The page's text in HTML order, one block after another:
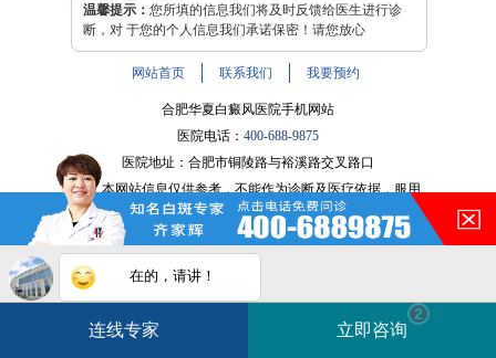
温馨提示： 您所填的信息我们将及时反馈给医生进行诊
断，对 于您的个人信息我们承诺保密！请您放心
网站首页 联系我们 我要预约
合肥华夏白癜风医院手机网站
医院电话： 400-688-9875
医院地址：合肥市铜陵路与裕溪路交叉路口
注：本网站信息仅供参考，不能作为诊断及医疗依据，服用
药物或进行治疗时请遵医嘱。如有转载或引用文章涉及版权
问题，请与我们联系。
皖ICP备16014022号-9
皖公网安备 34010202600947号
在的，请讲！
连线专家 立即咨询
2
白斑在线问医生
如何快速治好白癜风？ 电话咨询